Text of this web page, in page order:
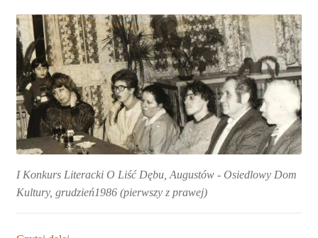
I Konkurs Literacki O Liść Dębu, Augustów - Osiedlowy Dom
Kultury, grudzień1986 (pierwszy z prawej)